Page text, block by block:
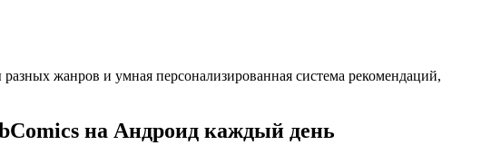
жанров и умная персонализированная система рекомендаций,
на Андроид каждый день